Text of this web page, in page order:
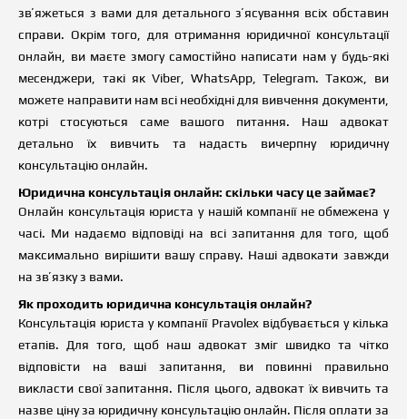
звʼяжеться з вами для детального зʼясування всіх обставин
справи. Окрім того, для отримання юридичної консультації
онлайн, ви маєте змогу самостійно написати нам у будь-які
месенджери, такі як Viber, WhatsApp, Telegram. Також, ви
можете направити нам всі необхідні для вивчення документи,
котрі стосуються саме вашого питання. Наш адвокат
детально їх вивчить та надасть вичерпну юридичну
консультацію онлайн.
Юридична консультація онлайн: скільки часу це займає?
Онлайн консультація юриста у нашій компанії не обмежена у
часі. Ми надаємо відповіді на всі запитання для того, щоб
максимально вирішити вашу справу. Наші адвокати завжди
на звʼязку з вами.
Як проходить юридична консультаціяонлайн?
Консультація юриста у компанії Pravolex відбувається у кілька
етапів. Для того, щоб наш адвокат зміг швидко та чітко
відповісти на ваші запитання, ви повинні правильно
викласти свої запитання. Після цього, адвокат їх вивчить та
назве ціну за юридичну консультацію онлайн. Після оплати за